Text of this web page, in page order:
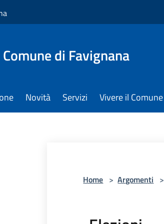
Comune di Favignana
Novità Servizi Vivere il Comune
Home > Argomenti >